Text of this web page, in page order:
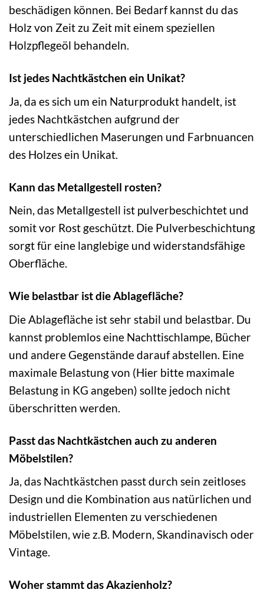
beschädigen können. Bei Bedarf kannst du das
Holz von Zeit zu Zeit mit einem speziellen
Holzpflegeöl behandeln.
Ist jedes Nachtkästchen ein Unikat?
Ja, da es sich um ein Naturprodukt handelt, ist
jedes Nachtkästchen aufgrund der
unterschiedlichen Maserungen und Farbnuancen
des Holzes ein Unikat.
Kann das Metallgestell rosten?
Nein, das Metallgestell ist pulverbeschichtet und
somit vor Rost geschützt. Die Pulverbeschichtung
sorgt für eine langlebige und widerstandsfähige
Oberfläche.
Wie belastbar ist die Ablagefläche?
Die Ablagefläche ist sehr stabil und belastbar. Du
kannst problemlos eine Nachttischlampe, Bücher
und andere Gegenstände darauf abstellen. Eine
maximale Belastung von (Hier bitte maximale
Belastung in KG angeben) sollte jedoch nicht
überschritten werden.
Passt das Nachtkästchen auch zu anderen
Möbelstilen?
Ja, das Nachtkästchen passt durch sein zeitloses
Design und die Kombination aus natürlichen und
industriellen Elementen zu verschiedenen
Möbelstilen, wie z.B. Modern, Skandinavisch oder
Vintage.
Woher stammt das Akazienholz?